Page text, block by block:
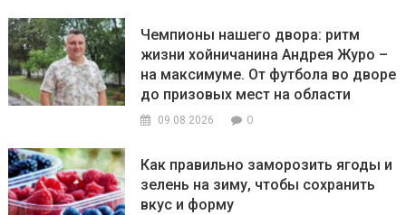
Чемпионы нашего двора: ритм
жизни хойничанина Андрея Журо –
на максимуме. От футбола во дворе
до призовых мест на области
09.08.2026 0
Как правильно заморозить ягоды и
зелень на зиму, чтобы сохранить
вкус и форму